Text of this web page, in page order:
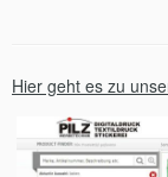
Hier geht es zu